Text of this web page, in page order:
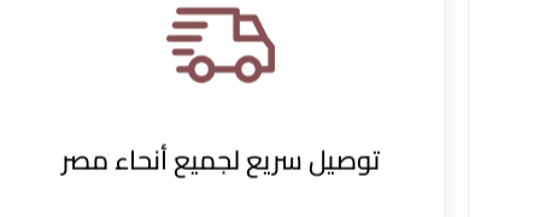
توصيل سريع لجميع أنحاء مصر